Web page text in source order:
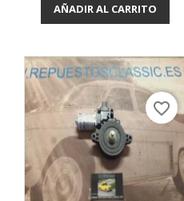
AÑADIR AL CARRITO
favorite_border